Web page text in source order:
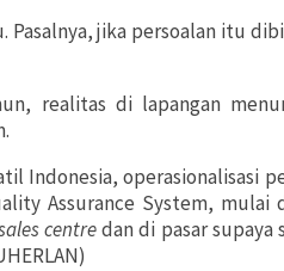
Pasalnya, jika persoalan itu
realitas di lapangan
Indonesia, operasionalisasi
Assurance System, mulai
centredan di pasar supaya